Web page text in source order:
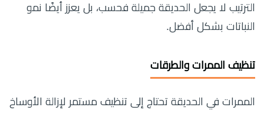
الترتيب لا يجعل الحديقة جميلة فحسب، بل يعزز أيضًا نمو
النباتات بشكل أفضل.
تنظيف الممرات والطرقات
الممرات في الحديقة تحتاج إلى تنظيف مستمر لإزالة الأوساخ